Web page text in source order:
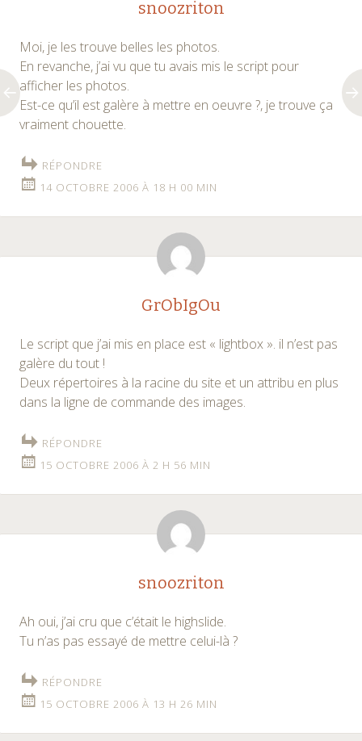
snoozriton
Moi, je les trouve belles les photos.
En revanche, j’ai vu que tu avais mis le script pour
afficher les photos.
Est-ce qu’il est galère à mettre en oeuvre ?, je trouve ça
vraiment chouette.
RÉPONDRE
14 OCTOBRE 2006 À 18 H 00 MIN
GrObIgOu
Le script que j’ai mis en place est « lightbox ». il n’est pas
galère du tout !
Deux répertoires à la racine du site et un attribu en plus
dans la ligne de commande des images.
RÉPONDRE
15 OCTOBRE 2006 À 2 H 56 MIN
snoozriton
Ah oui, j’ai cru que c’était le highslide.
Tu n’as pas essayé de mettre celui-là ?
RÉPONDRE
15 OCTOBRE 2006 À 13 H 26 MIN